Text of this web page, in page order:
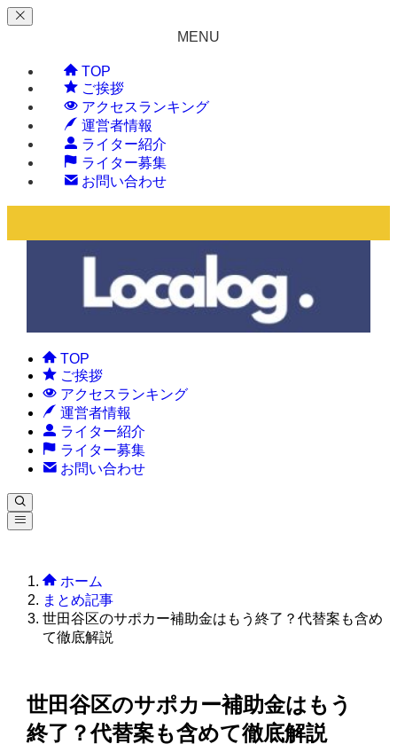
MENU
TOP
ご挨拶
アクセスランキング
運営者情報
ライター紹介
ライター募集
お問い合わせ
TOP
ご挨拶
アクセスランキング
運営者情報
ライター紹介
ライター募集
お問い合わせ
ホーム
まとめ記事
世田谷区のサポカー補助金はもう終了？代替案も含め
て徹底解説
世田谷区のサポカー補助金はもう
終了？代替案も含めて徹底解説